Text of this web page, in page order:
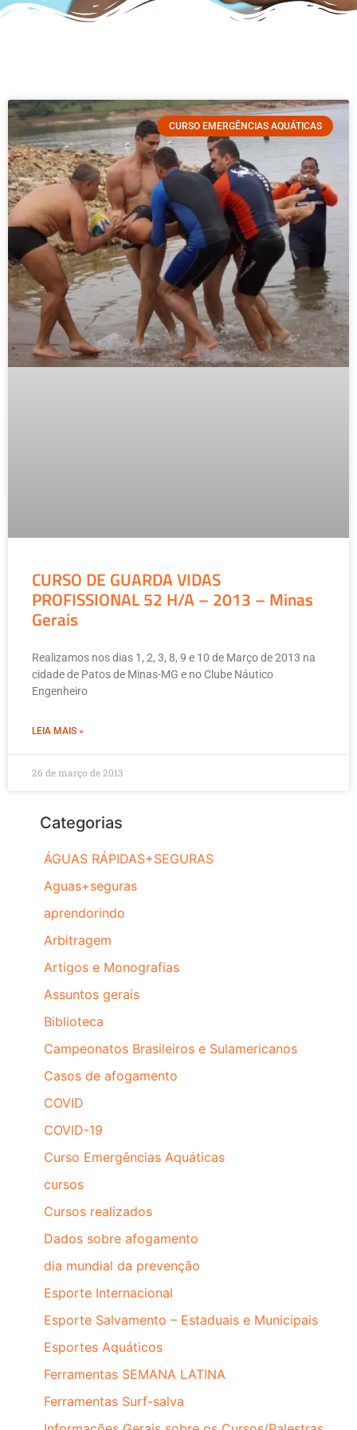
CURSO EMERGÊNCIAS AQUÁTICAS
CURSO DE GUARDA VIDAS
PROFISSIONAL 52 H/A – 2013 – Minas
Gerais
Realizamos nos dias 1, 2, 3, 8, 9 e 10 de Março de 2013 na
cidade de Patos de Minas-MG e no Clube Náutico
Engenheiro
LEIA MAIS »
26 de março de 2013
Categorias
ÁGUAS RÁPIDAS+SEGURAS
Aguas+seguras
aprendorindo
Arbitragem
Artigos e Monografias
Assuntos gerais
Biblioteca
Campeonatos Brasileiros e Sulamericanos
Casos de afogamento
COVID
COVID-19
Curso Emergências Aquáticas
cursos
Cursos realizados
Dados sobre afogamento
dia mundial da prevenção
Esporte Internacional
Esporte Salvamento – Estaduais e Municipais
Esportes Aquáticos
Ferramentas SEMANA LATINA
Ferramentas Surf-salva